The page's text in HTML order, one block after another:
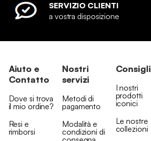
SERVIZIO CLIENTI
a vostra disposizione
Aiuto e
Contatto
Dove si trova
il mio ordine?
Resi e
rimborsi
Nostri
servizi
Metodi di
pagamento
Modalità e
condizioni di
Consigli
I nostri
prodotti
iconici
Le nostre
collezioni